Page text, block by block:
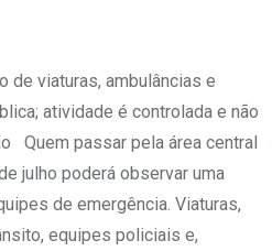
de viaturas, ambulâncias e
atividade é controlada e não
Quem passar pela área central
julho poderá observar uma
de emergência. Viaturas,
equipes policiais e,